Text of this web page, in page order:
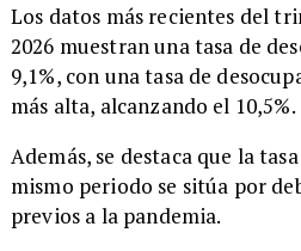
Los datos más recientes del
2026 muestran una tasa de
9,1%, con una tasa de
más alta, alcanzando el 10,5%.
Además, se destaca que la
mismo periodo se sitúa por
previos a la pandemia.